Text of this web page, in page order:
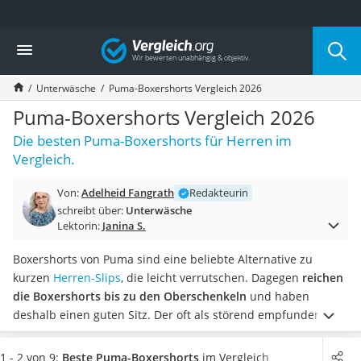
Die beliebtesten Vergleiche nach Kategorie
Mode
Boxershorts
Cellulite-Leggings
Herrensocken
Polarisierte Sonnenbrille
Hausschuhe Herren
Radunterhose Damen
Überzieh-Sonnenbrille
RFID-Blocker
Geldbörse Herren
Knirps-Regenschirm
Periodenunterwäsche
RFID-Schutzkarte
Motorradbrillen
Lederhose
Vergleich
Unterwäsche Puma-Boxershorts Vergleich 2026
Puma-Boxershorts Vergleich 2026
Die besten Puma-Boxershorts für Herren im
Vergleich.
Von:Adelheid Fangrath
Redakteurin
schreibt über: Unterwäsche
Lektorin: Janina S.
Boxershorts von Puma sind eine beliebte Alternative zu
kurzen Herren-Slips, die leicht verrutschen. Dagegen reichen
die Boxershorts bis zu den Oberschenkeln und haben
deshalb einen guten Sitz. Der oft als störend empfundene
Schlitz wurde bei zahlreichen Modellen weggelassen. Die
klassischen Boxershorts sindin verschiedenen
1 - 2 von 9: Beste Puma-Boxershorts im Vergleich